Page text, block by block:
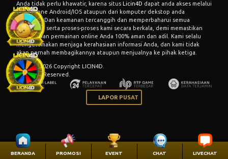
BERANDA PROMOSI EVENT CHAT LIVECHAT
Anda tidak perlu khawatir, karena situs Licin4D dapat anda akses melalui
handphone Android/IOS ataupun dari komputer dekstop anda
langsung. Dan keamanan tercanggih dan memperbaharui semua
permainan serta proses-proses kami secara berkala, demi memastikan
pengalaman permainan online Anda 100% aman dan adil. Kami selalu
mengutamakan menjaga kerahasiaan informasi Anda, dan kami tidak
akan pernah membagikannya ataupun menjualnya ke pihak ketiga.
© 2015 - 2026 Copyright LICIN4D.
All Rights Reserved.
LAPOR PUSAT